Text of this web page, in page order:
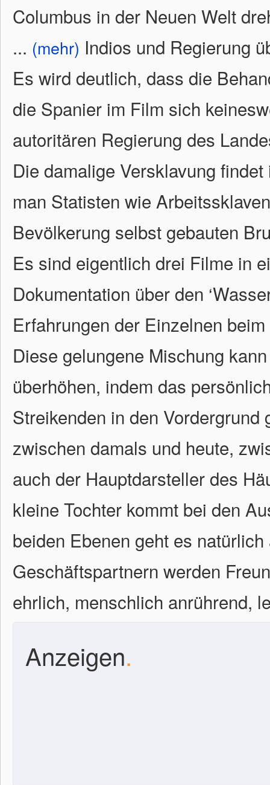
Columbus in der Neuen Welt
... (mehr) Indios und Regierung
Es wird deutlich, dass die
die Spanier im Film sich
autoritären Regierung des
Die damalige Versklavung
man Statisten wie
Bevölkerung selbst gebauten
Es sind eigentlich drei Filme in
Dokumentation über den
Erfahrungen der Einzelnen
Diese gelungene Mischung
überhöhen, indem das
Streikenden in den
zwischen damals und heute,
auch der Hauptdarsteller des
kleine Tochter kommt bei den
beiden Ebenen geht es
Geschäftspartnern werden
ehrlich, menschlich anrührend,
Anzeigen.